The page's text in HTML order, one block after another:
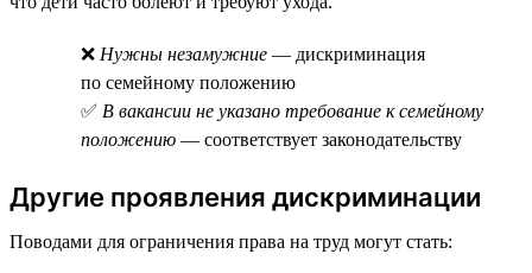
❌ Нужны незамужние — дискриминация
по семейному положению
✅ В вакансии не указано требование к семейному
положению — соответствует законодательству
Другие проявления дискриминации
Поводами для ограничения права на труд могут стать: